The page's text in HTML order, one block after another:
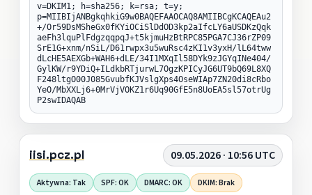
v=DKIM1; h=sha256; k=rsa; t=y;
p=MIIBIjANBgkqhkiG9w0BAQEFAAOCAQ8AMIIBCgKCAQEAu2
+/Or59DsMSheGx0fKYiOCiSlDdOD3kp2aIfcLY6aUSDKzQqk
aeFh3lquPlFdgzqqpqJ+t5kjmuHzBtRPC85PGA7CJ36rZP09
SrE1G+xnm/nSiL/D61rwpx3u5wuRsc4zKI1v3yxH/lL64tww
dLcHE5AEXGb+WAH6+dLE/34I1MXqIl58DYk9zJGYqINe404/
GylKW/r9YDiQ+ILdkbRTjurwL7OgzKPICyJG6UT9bQ69L8XQ
F248ltgO00J085GvubfKJVslgXps4OseWIAp7ZN20di8cRbo
YeO/MbXXLj6+0MrVjVOKZ1r6Uq90GfE5n8UoEA5sl57otrUg
P2swIDAQAB
iisi.pcz.pl 09.05.2026 · 10:56 UTC
Aktywna: Tak SPF: OK DMARC: OK DKIM: Brak